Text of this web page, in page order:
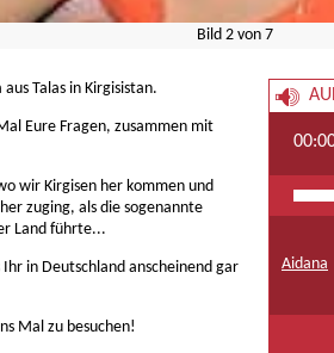
Bild 2 von 7
Aidana
Talas in Kirgisistan.
Eure Fragen, zusammen mit
wir Kirgisen her kommen und
zuging, als die sogenannte
Land führte...
Ihr in Deutschland anscheinend gar
Mal zu besuchen!